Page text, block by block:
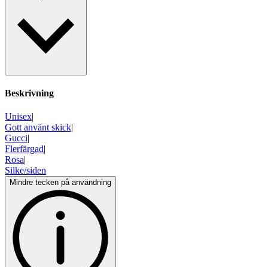
Beskrivning
Unisex|
Gott använt skick|
Gucci|
Flerfärgad|
Rosa|
Silke/siden
Mindre tecken på användning